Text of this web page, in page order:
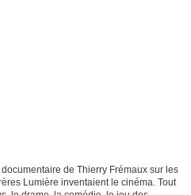
de Thierry Frémaux sur les
Lumière inventaient le cinéma. Tout